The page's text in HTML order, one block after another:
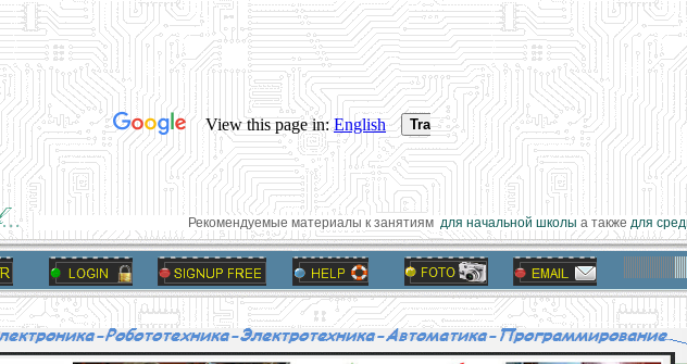
Рекомендуемые материалы к занятиямдля начальной школыа такжедля